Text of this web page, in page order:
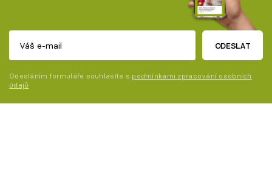
ODESLAT
Odesláním formuláře souhlasíte s podmínkami zpracování osobních
údajů